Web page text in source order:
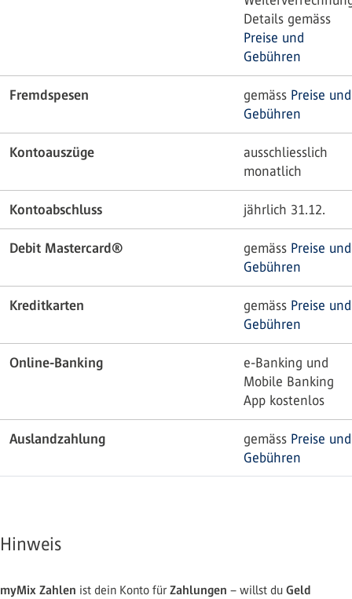
Details gemäss
Preise und
Gebühren
Fremdspesen gemäss Preise und
Gebühren
Kontoauszüge
ausschliesslich
monatlich
Kontoabschluss jährlich 31.12.
Debit Mastercard® gemäss Preise und
Gebühren
Kreditkarten gemäss Preise und
Gebühren
Online-Banking
e-Banking und
Mobile Banking
App kostenlos
Auslandzahlung gemäss Preise und
Gebühren
Hinweis
myMix Zahlen ist dein Konto für Zahlungen – willst du Geld